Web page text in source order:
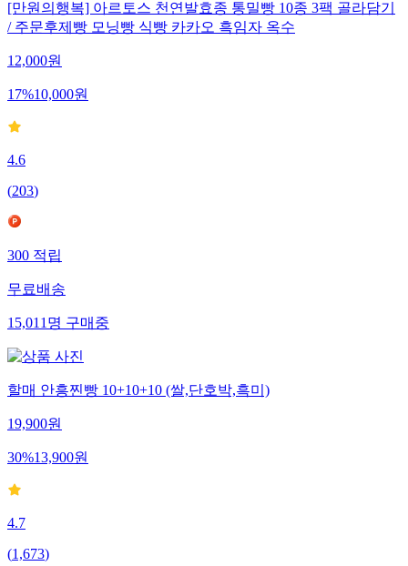
[만원의행복] 아르토스 천연발효종 통밀빵 10종 3팩 골라담기
/ 주문후제빵 모닝빵 식빵 카카오 흑임자 옥수
12,000원
17%10,000원
4.6
(203)
300적립
무료배송
15,011명구매중
할매 안흥찐빵 10+10+10 (쌀,단호박,흑미)
19,900원
30%13,900원
4.7
(1,673)